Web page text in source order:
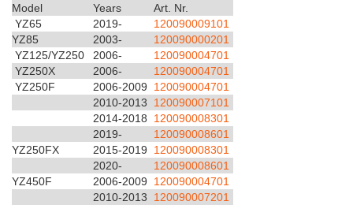
Model
Years
Art. Nr.
YZ65
2019-
120090009101
YZ85
2003-
120090000201
YZ125/YZ250
2006-
120090004701
YZ250X
2006-
120090004701
YZ250F
2006-2009
120090004701
2010-2013
120090007101
2014-2018
120090008301
2019-
120090008601
YZ250FX
2015-2019
120090008301
2020-
120090008601
YZ450F
2006-2009
120090004701
2010-2013
120090007201